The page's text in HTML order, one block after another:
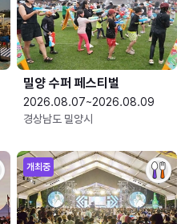
밀양 수퍼 페스티벌
2026.08.07~2026.08.09
경상남도 밀양시
개최중